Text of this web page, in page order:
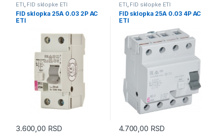
ETI, FID sklopke ETI
FID sklopka 25A 0.03 2P AC
ETI
3.600,00 RSD
ETI, FID sklopke ETI
FID sklopka 25A 0.03 4P AC
ETI
4.700,00 RSD